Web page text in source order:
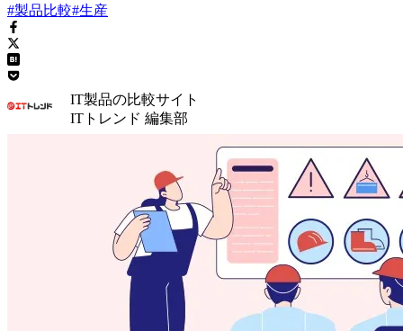
#製品比較#生産
IT製品の比較サイト
ITトレンド 編集部